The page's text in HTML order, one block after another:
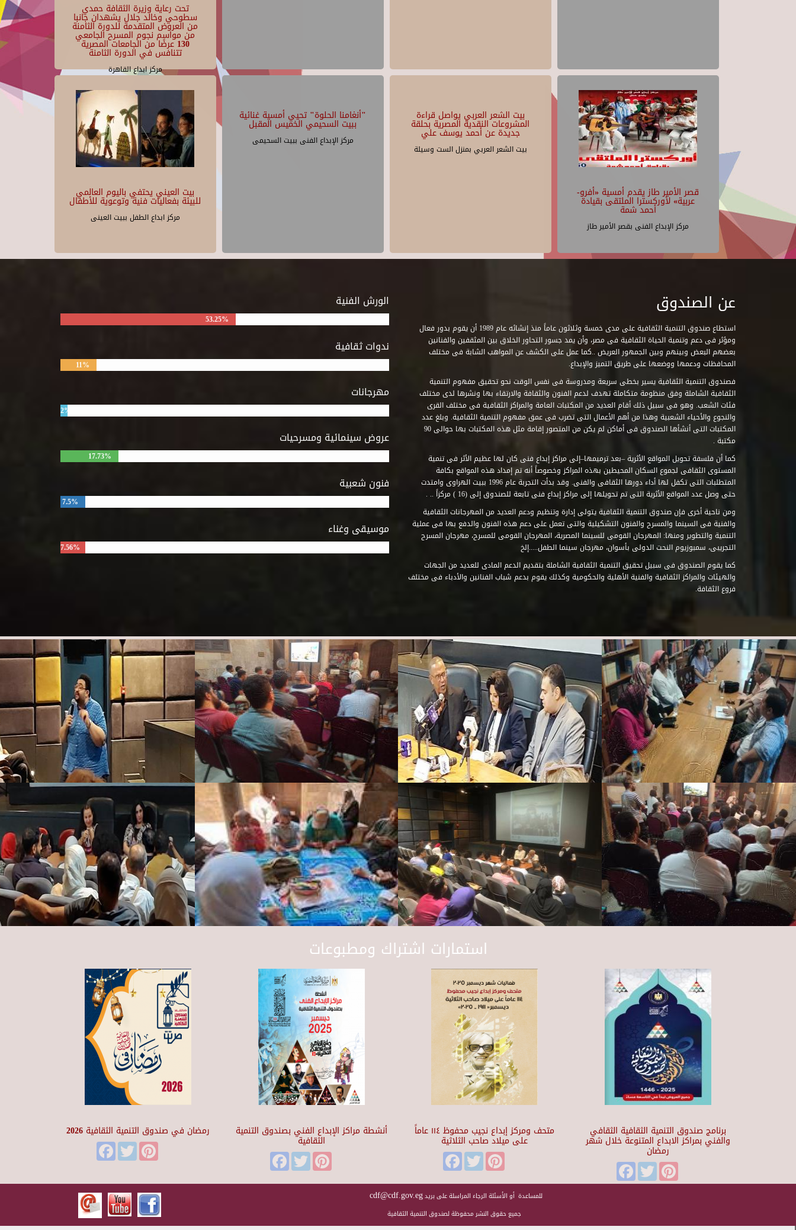
تحت رعاية وزيرة الثقافة حمدي
سطوحي وخالد جلال يشهدان جانبا
من العروض المتقدمة للدورة الثامنة
من مواسم نجوم المسرح الجامعي
130 عرضًا من الجامعات المصرية
تتنافس في الدورة الثامنة
مركز ابداع القاهرة
بيت العيني يحتفي باليوم العالمي
للبيئة بفعاليات فنية وتوعوية للأطفال
مركز ابداع الطفل ببيت العينى
"أنغامنا الحلوة" تحيي أمسية غنائية
ببيت السحيمي الخميس المقبل
مركز الإبداع الفنى ببيت السحيمى
بيت الشعر العربي يواصل قراءة
المشروعات النقدية المصرية بحلقة
جديدة عن أحمد يوسف علي
بيت الشعر العربي بمنزل الست وسيلة
قصر الأمير طاز يقدم أمسية «أفرو-
عربية» لأوركسترا الملتقى بقيادة
أحمد شمة
مركز الإبداع الفنى بقصر الأمير طاز
الورش الفنية
53.25%
ندوات ثقافية
11%
مهرجانات
2%
عروض سينمائية ومسرحيات
17.73%
فنون شعبية
7.5%
موسيقى وغناء
7.56%
عن الصندوق
استطاع صندوق التنمية الثقافية على مدى خمسة وثلاثون عاماً منذ إنشائه عام 1989 أن يقوم بدور فعال
ومؤثر فى دعم وتنمية الحياة الثقافية فى مصر، وأن يمد جسور التحاور الخلاق بين المثقفين والفنانين
بعضهم البعض وبينهم وبين الجمهور العريض ..كما عمل على الكشف عن المواهب الشابة فى مختلف
المحافظات ودعمها ووضعها على طريق التميز والإبداع.
فصندوق التنمية الثقافية يسير بخطى سريعة ومدروسة فى نفس الوقت نحو تحقيق مفهوم التنمية
الثقافية الشاملة وفق منظومة متكاملة تهدف لدعم الفنون والثقافة والارتقاء بها ونشرها لدى مختلف
فئات الشعب. وهو فى سبيل ذلك أقام العديد من المكتبات العامة والمراكز الثقافية فى مختلف القرى
والنجوع والأحياء الشعبية وهذا من أهم الأعمال التى تضرب فى عمق مفهوم التنمية الثقافية. وبلغ عدد
المكتبات التى أنشأها الصندوق فى أماكن لم يكن من المتصور إقامة مثل هذه المكتبات بها حوالى 90
مكتبة .
كما أن فلسفة تحويل المواقع الأثرية –بعد ترميمها–إلى مراكز إبداع فنى كان لها عظيم الأثر فى تنمية
المستوى الثقافى لجموع السكان المحيطين بهذه المراكز وخصوصاً أنه تم إمداد هذه المواقع بكافة
المتطلبات التى تكفل لها أداء دورها الثقافى والفنى. وقد بدأت التجربة عام 1996 ببيت الهراوى وامتدت
حتى وصل عدد المواقع الأثرية التى تم تحويلها إلى مراكز إبداع فنى تابعة للصندوق إلى (16 ) مركزاً .. .
ومن ناحية أخرى فإن صندوق التنمية الثقافية يتولى إدارة وتنظيم ودعم العديد من المهرجانات الثقافية
والفنية فى السينما والمسرح والفنون التشكيلية والتى تعمل على دعم هذه الفنون والدفع بها فى عملية
التنمية والتطوير ومنها: المهرجان القومى للسينما المصرية، المهرجان القومى للمسرح، مهرجان المسرح
التجريبى، سمبوزيوم النحت الدولى بأسوان، مهرجان سينما الطفل.....إلخ
كما يقوم الصندوق فى سبيل تحقيق التنمية الثقافية الشاملة بتقديم الدعم المادى للعديد من الجهات
والهيئات والمراكز الثقافية والفنية الأهلية والحكومية وكذلك يقوم بدعم شباب الفنانين والأدباء فى مختلف
فروع الثقافة.
استمارات اشتراك ومطبوعات
رمضان في صندوق التنمية الثقافية 2026
FacebookTwitter
أنشطة مراكز الإبداع الفني بصندوق التنمية
الثقافية
FacebookTwitterPinterest
متحف ومركز إبداع نجيب محفوظ ١١٤ عاماً
على ميلاد صاحب الثلاثية
FacebookTwitter
برنامج صندوق التنمية الثقافية الثقافي
والفني بمراكز الابداع المتنوعة خلال شهر
رمضان
FacebookTwitterPinterest
للمساعدة أو الأسئلة الرجاء المراسلة على بريدcdf@cdf.gov.eg
جميع حقوق النشر محفوظة لصندوق التنمية الثقافية